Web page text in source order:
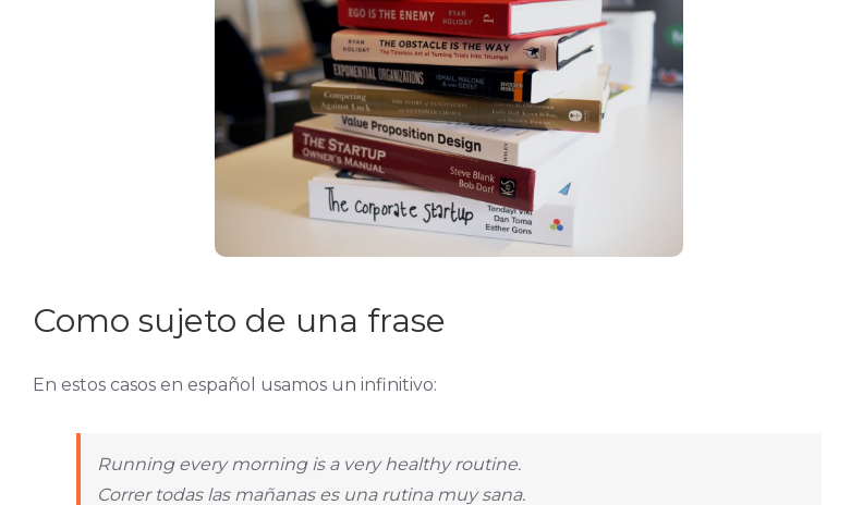
Como sujeto de una frase
En estos casos en español usamos un infinitivo:
Running every morning is a very healthy routine.
Correr todas las mañanas es una rutina muy sana.